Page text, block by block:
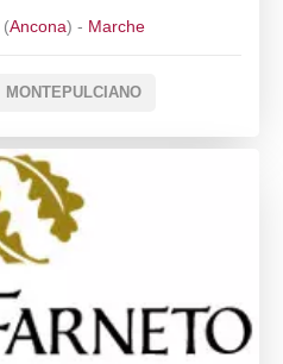
(Ancona) - Marche
MONTEPULCIANO